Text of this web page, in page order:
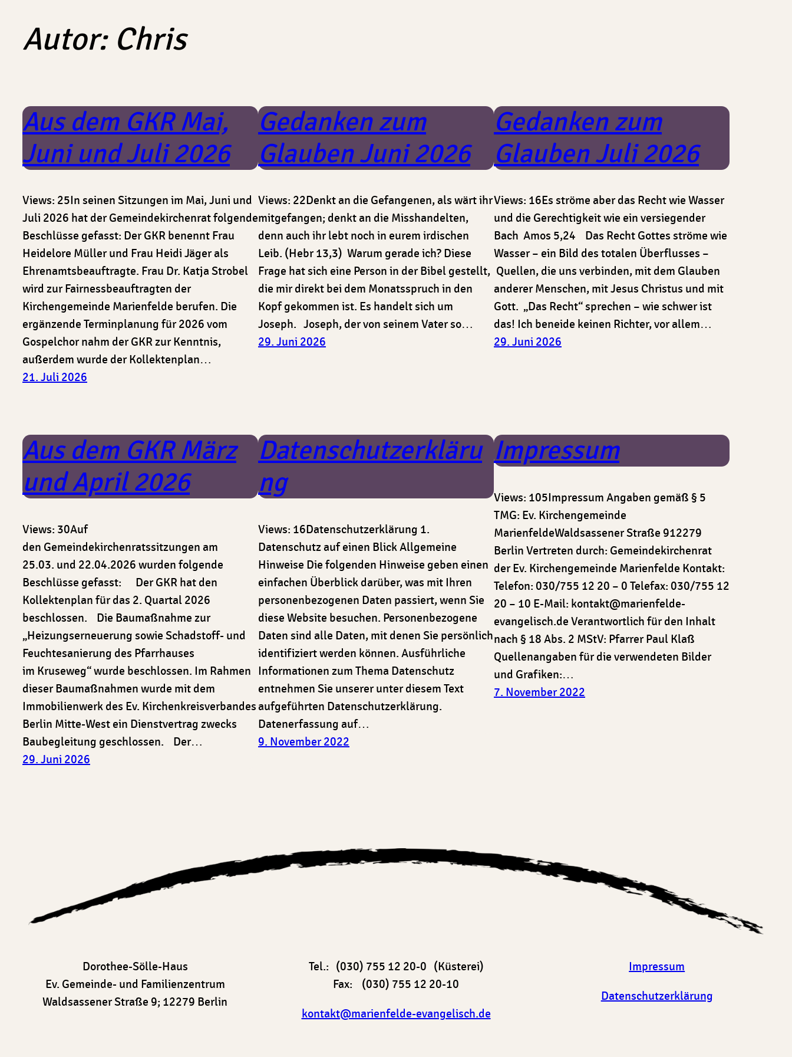
Autor: Chris
Aus dem GKR Mai,
Juni und Juli 2026
Views: 25In seinen Sitzungen im Mai, Juni und
Juli 2026 hat der Gemeindekirchenrat folgende
Beschlüsse gefasst: Der GKR benennt Frau
Heidelore Müller und Frau Heidi Jäger als
Ehrenamtsbeauftragte. Frau Dr. Katja Strobel
wird zur Fairnessbeauftragten der
Kirchengemeinde Marienfelde berufen. Die
ergänzende Terminplanung für 2026 vom
Gospelchor nahm der GKR zur Kenntnis,
außerdem wurde der Kollektenplan…
21. Juli 2026
Gedanken zum
Glauben Juni 2026
Views: 22Denkt an die Gefangenen, als wärt ihr
mitgefangen; denkt an die Misshandelten,
denn auch ihr lebt noch in eurem irdischen
Leib. (Hebr 13,3) Warum gerade ich? Diese
Frage hat sich eine Person in der Bibel gestellt,
die mir direkt bei dem Monatsspruch in den
Kopf gekommen ist. Es handelt sich um
Joseph. Joseph, der von seinem Vater so…
29. Juni 2026
Gedanken zum
Glauben Juli 2026
Views: 16Es ströme aber das Recht wie Wasser
und die Gerechtigkeit wie ein versiegender
Bach Amos 5,24 Das Recht Gottes ströme wie
Wasser – ein Bild des totalen Überflusses –
Quellen, die uns verbinden, mit dem Glauben
anderer Menschen, mit Jesus Christus und mit
Gott. „Das Recht“ sprechen – wie schwer ist
das! Ich beneide keinen Richter, vor allem…
29. Juni 2026
Aus dem GKR März
und April 2026
Views: 30Auf
den Gemeindekirchenratssitzungen am
25.03. und 22.04.2026 wurden folgende
Beschlüsse gefasst: Der GKR hat den
Kollektenplan für das 2. Quartal 2026
beschlossen. Die Baumaßnahme zur
„Heizungserneuerung sowie Schadstoff- und
Feuchtesanierung des Pfarrhauses
im Kruseweg“ wurde beschlossen. Im Rahmen
dieser Baumaßnahmen wurde mit dem
Immobilienwerk des Ev. Kirchenkreisverbandes
Berlin Mitte-West ein Dienstvertrag zwecks
Baubegleitung geschlossen. Der…
29. Juni 2026
Datenschutzerkläru
ng
Views: 16Datenschutz­erklärung 1.
Datenschutz auf einen Blick Allgemeine
Hinweise Die folgenden Hinweise geben einen
einfachen Überblick darüber, was mit Ihren
personenbezogenen Daten passiert, wenn Sie
diese Website besuchen. Personenbezogene
Daten sind alle Daten, mit denen Sie persönlich
identifiziert werden können. Ausführliche
Informationen zum Thema Datenschutz
entnehmen Sie unserer unter diesem Text
aufgeführten Datenschutzerklärung.
Datenerfassung auf…
9. November 2022
Impressum
Views: 105Impressum Angaben gemäß § 5
TMG: Ev. Kirchengemeinde
MarienfeldeWaldsassener Straße 912279
Berlin Vertreten durch: Gemeindekirchenrat
der Ev. Kirchengemeinde Marienfelde Kontakt:
Telefon: 030/755 12 20 – 0 Telefax: 030/755 12
20 – 10 E-Mail: kontakt@marienfelde-
evangelisch.de Verantwortlich für den Inhalt
nach § 18 Abs. 2 MStV: Pfarrer Paul Klaß
Quellenangaben für die verwendeten Bilder
und Grafiken:…
7. November 2022
Dorothee-Sölle-Haus
Ev. Gemeinde- und Familienzentrum
Waldsassener Straße 9; 12279 Berlin
Tel.: (030) 755 12 20-0 (Küsterei)
Fax: (030) 755 12 20-10
kontakt@marienfelde-evangelisch.de
Impressum
Datenschutzerklärung